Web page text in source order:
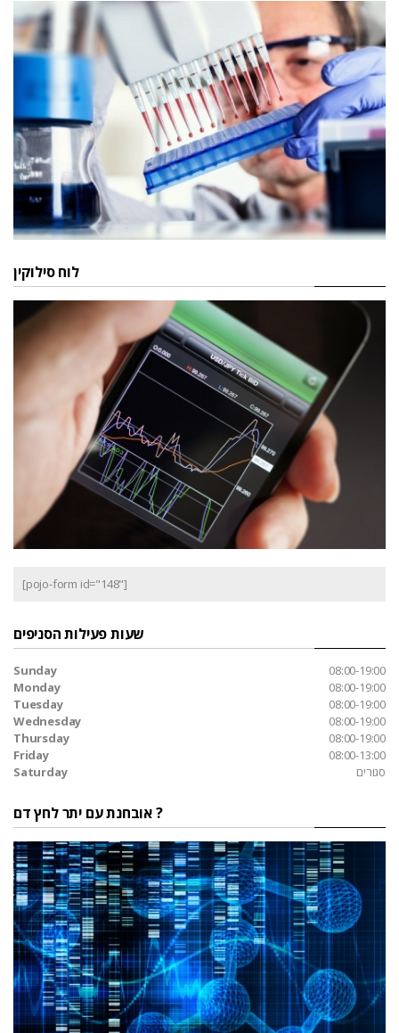
לוח סילוקין
[pojo-form id="148"]
שעות פעילות הסניפים
Sunday
08:00-19:00
Monday
08:00-19:00
Tuesday
08:00-19:00
Wednesday
08:00-19:00
Thursday
08:00-19:00
Friday
08:00-13:00
Saturday
סגורים
אובחנת עם יתר לחץ דם ?